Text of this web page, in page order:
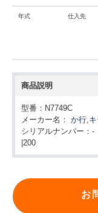
年式 仕入先
商品説明
型番：N7749C
メーカー名： か行,
シリアルナンバー：-
|200
お